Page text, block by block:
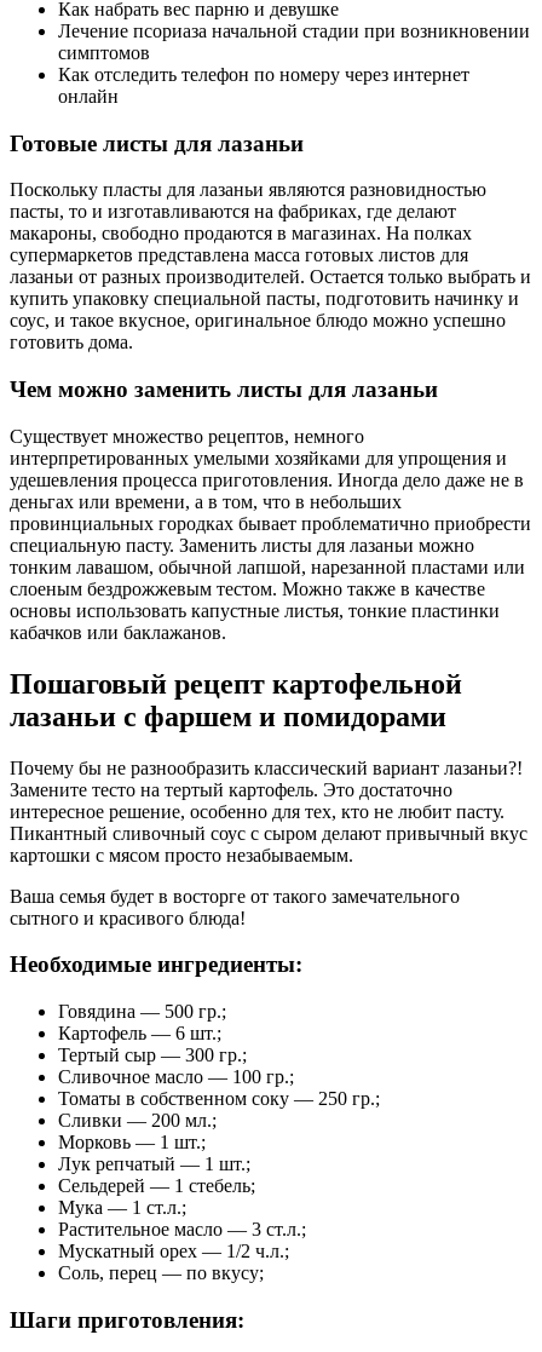
Как набрать вес парню и девушке
Лечение псориаза начальной стадии при возникновении
симптомов
Как отследить телефон по номеру через интернет
онлайн
Готовые листы для лазаньи
Поскольку пласты для лазаньи являются разновидностью
пасты, то и изготавливаются на фабриках, где делают
макароны, свободно продаются в магазинах. На полках
супермаркетов представлена масса готовых листов для
лазаньи от разных производителей. Остается только выбрать и
купить упаковку специальной пасты, подготовить начинку и
соус, и такое вкусное, оригинальное блюдо можно успешно
готовить дома.
Чем можно заменить листы для лазаньи
Существует множество рецептов, немного
интерпретированных умелыми хозяйками для упрощения и
удешевления процесса приготовления. Иногда дело даже не в
деньгах или времени, а в том, что в небольших
провинциальных городках бывает проблематично приобрести
специальную пасту. Заменить листы для лазаньи можно
тонким лавашом, обычной лапшой, нарезанной пластами или
слоеным бездрожжевым тестом. Можно также в качестве
основы использовать капустные листья, тонкие пластинки
кабачков или баклажанов.
Пошаговый рецепт картофельной
лазаньи с фаршем и помидорами
Почему бы не разнообразить классический вариант лазаньи?!
Замените тесто на тертый картофель. Это достаточно
интересное решение, особенно для тех, кто не любит пасту.
Пикантный сливочный соус с сыром делают привычный вкус
картошки с мясом просто незабываемым.
Ваша семья будет в восторге от такого замечательного
сытного и красивого блюда!
Необходимые ингредиенты:
Говядина — 500 гр.;
Картофель — 6 шт.;
Тертый сыр — 300 гр.;
Сливочное масло — 100 гр.;
Томаты в собственном соку — 250 гр.;
Сливки — 200 мл.;
Морковь — 1 шт.;
Лук репчатый — 1 шт.;
Сельдерей — 1 стебель;
Мука — 1 ст.л.;
Растительное масло — 3 ст.л.;
Мускатный орех — 1/2 ч.л.;
Соль, перец — по вкусу;
Шаги приготовления: